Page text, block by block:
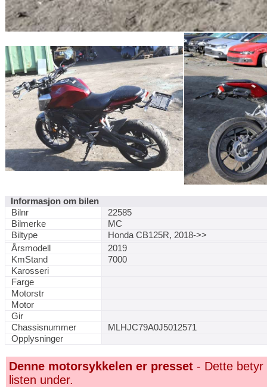
Informasjon om bilen
Bilnr
22585
Bilmerke
MC
Biltype
Honda CB125R, 2018->>
Årsmodell
2019
KmStand
7000
Karosseri
Farge
Motorstr
Motor
Gir
Chassisnummer
MLHJC79A0J5012571
Opplysninger
Denne motorsykkelen er presset - Dette
listen under.